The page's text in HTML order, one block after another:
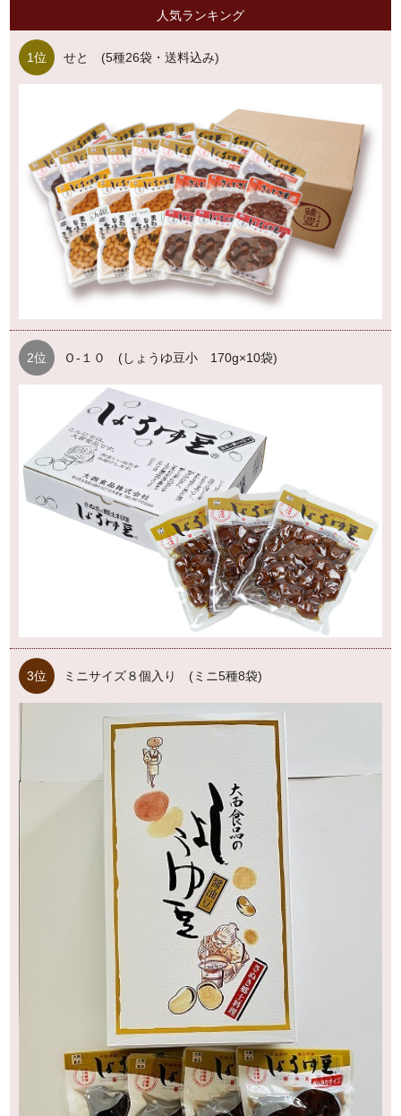
人気ランキング
1位 せと (5種26袋・送料込み)
2位 Ｏ-１０ (しょうゆ豆小 170g×10袋)
3位 ミニサイズ８個入り (ミニ5種8袋)